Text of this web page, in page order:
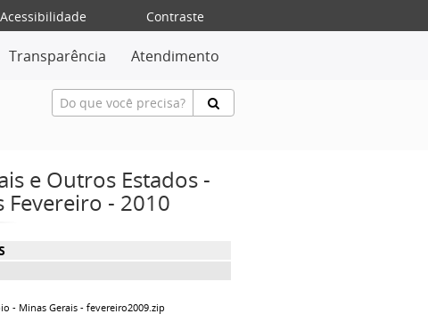
Acessibilidade
Contraste
Transparência Atendimento
e Outros Estados -
Fevereiro - 2010
- Minas Gerais - fevereiro2009.zip